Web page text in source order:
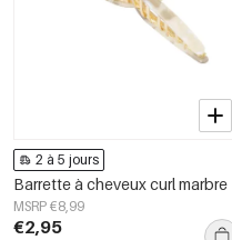
2 à 5 jours
Barrette à cheveux curl marbre
MSRP €8,99
€2,95